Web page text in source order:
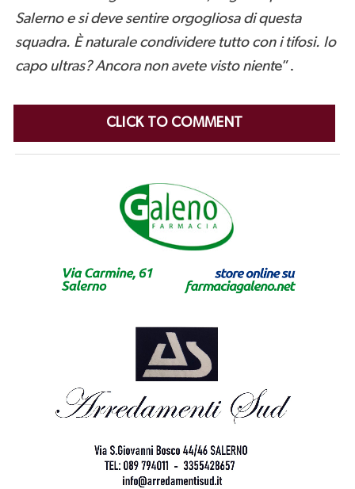
Salerno e si deve sentire orgogliosa di questa
squadra. È naturale condividere tutto con i tifosi. Io
capo ultras? Ancora non avete visto niente”.
CLICK TO COMMENT